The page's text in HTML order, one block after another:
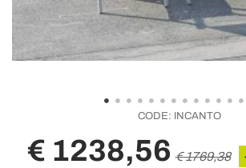
CODE: INCANTO
€ 1238,56 € 1769,38